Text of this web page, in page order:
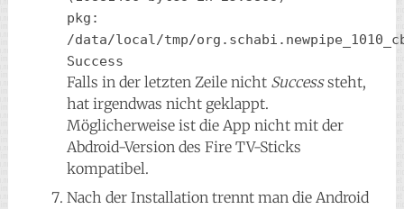
pkg:
/data/local/tmp/
Success
Falls in der letzten Zeile nicht Successsteht,
hat irgendwas nicht geklappt.
Möglicherweise ist die App nicht mit der
Abdroid-Version des Fire TV-Sticks
kompatibel.
Nach der Installation trennt man die Android